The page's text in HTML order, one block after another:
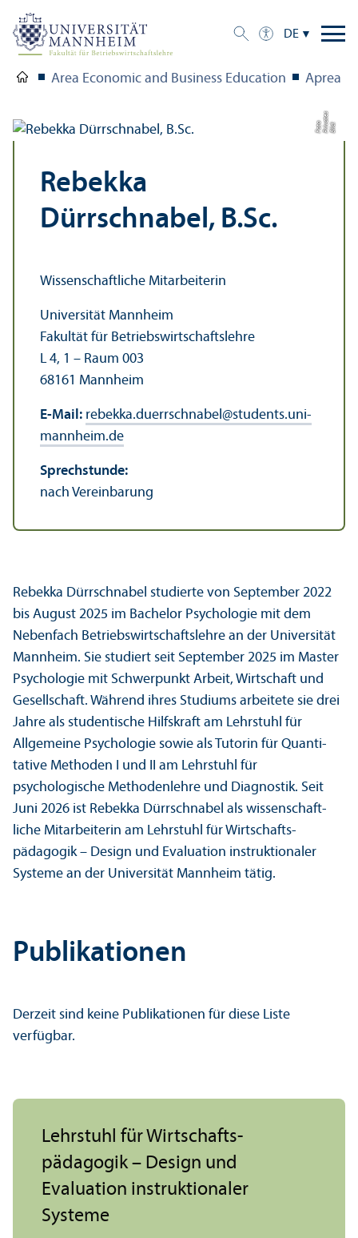
DE
Area Economic and Business Education Aprea
Bil
d:
P
ri
v
a t
e
sF
o
t
o
Rebekka
Dürrschnabel, B.Sc.
Wissenschaft­liche Mitarbeiterin
Universität Mannheim
Fakultät für Betriebs­wirtschafts­lehre
L 4, 1 – Raum 003
68161 Mannheim
E-Mail: rebekka.duerrschnabel @students.uni-
mannheim.de
Sprechstunde:
nach Vereinbarung
Rebekka Dürrschnabel studierte von September 2022
bis August 2025 im Bachelor Psychologie mit dem
Nebenfach Betriebs­wirtschafts­lehre an der Universität
Mannheim. Sie studiert seit September 2025 im Master
Psychologie mit Schwerpunkt Arbeit, Wirtschaft und
Gesellschaft. Während ihres Studiums arbeitete sie drei
Jahre als studentische Hilfskraft am Lehr­stuhl für
Allgemeine Psychologie sowie als Tutorin für Quanti­
tative Methoden I und II am Lehr­stuhl für
psychologische Methodenlehre und Diagnostik. Seit
Juni 2026 ist Rebekka Dürrschnabel als wissenschaft­
liche Mitarbeiterin am Lehr­stuhl für Wirtschafts­
pädagogik – Design und Evaluation instruktionaler
Systeme an der Universität Mannheim tätig.
Publikationen
Derzeit sind keine Publikationen für diese Liste
verfügbar.
Lehr­stuhl für Wirtschafts­
pädagogik – Design und
Evaluation instruktionaler
Systeme